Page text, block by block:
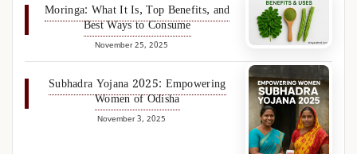
Moringa: What It Is, Top Benefits, and
Best Ways to Consume
November 25, 2025
Subhadra Yojana 2025: Empowering
Women of Odisha
November 3, 2025